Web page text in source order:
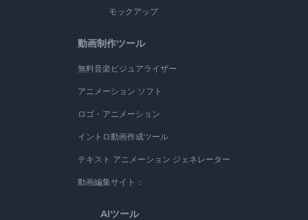
モックアップ
動画制作ツール
無料音楽ビジュアライザー
アニメーション ソフト
ロゴ・アニメーション
イントロ動画作成ツール
テキスト アニメーション ジェネレーター
動画編集サイト：
AIツール